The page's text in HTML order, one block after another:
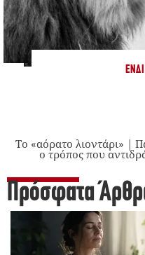
Το «αόρατο λιοντάρι» |
ο τρόπος που
Πρόσφατα